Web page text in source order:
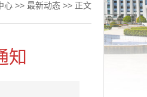
心 >> 最新动态 >> 正文
知